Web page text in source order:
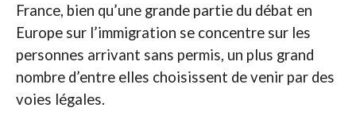
France, bien qu’une grande partie du débat en
Europe sur l’immigration se concentre sur les
personnes arrivant sans permis, un plus grand
nombre d’entre elles choisissent de venir par des
voies légales.